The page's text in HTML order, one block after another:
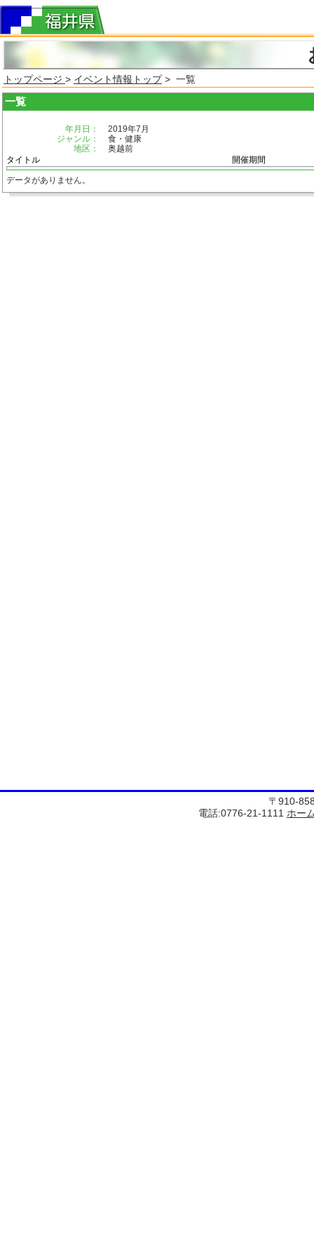
トップページ > イベント情報トップ> 一覧
一覧
年月日：
2019年7月
ジャンル：
食・健康
地区：
奥越前
タイトル
開催期間
データがありません。
〒910-
電話:0776-21-1111 ホー